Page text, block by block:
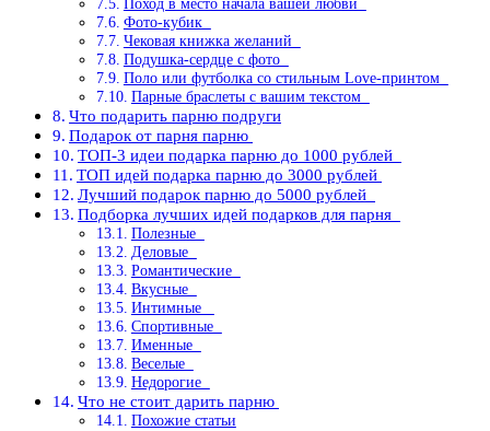
Фото-кубик
Чековая книжка желаний
Подушка-сердце с фото
Поло или футболка со стильным Love-принтом
Парные браслеты с вашим текстом
Что подарить парню подруги
Подарок от парня парню
ТОП-3 идеи подарка парню до 1000 рублей
ТОП идей подарка парню до 3000 рублей
Лучший подарок парню до 5000 рублей
Подборка лучших идей подарков для парня
Полезные
Деловые
Романтические
Вкусные
Интимные
Спортивные
Именные
Веселые
Недорогие
Что не стоит дарить парню
Похожие статьи